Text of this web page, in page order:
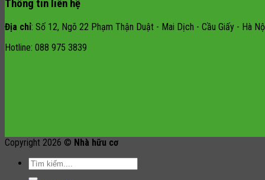
Thông tin liên hệ
Địa chỉ: Số 12, Ngõ 22 Phạm Thận Duật - Mai Dịch - Cầu Giấy - Hà
Hotline: 088 975 3839
Copyright 2026 © Nhà hữu cơ
Search
for: